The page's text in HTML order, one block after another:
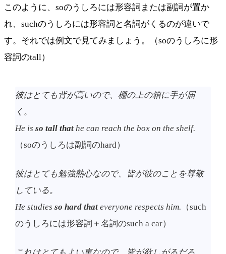
このように、soのうしろには形容詞または副詞が置か
れ、suchのうしろには形容詞と名詞がくるのが違いで
す。それでは例文で見てみましょう。（soのうしろに形
容詞のtall）
彼はとても背が高いので、棚の上の箱に手が届
く。
He isso tall thathe can reach the box on the shelf.
（soのうしろは副詞のhard）
彼はとても勉強熱心なので、皆が彼のことを尊敬
している。
He studiesso hard thateveryone respects him. （such
のうしろには形容詞＋名詞のsuch a car）